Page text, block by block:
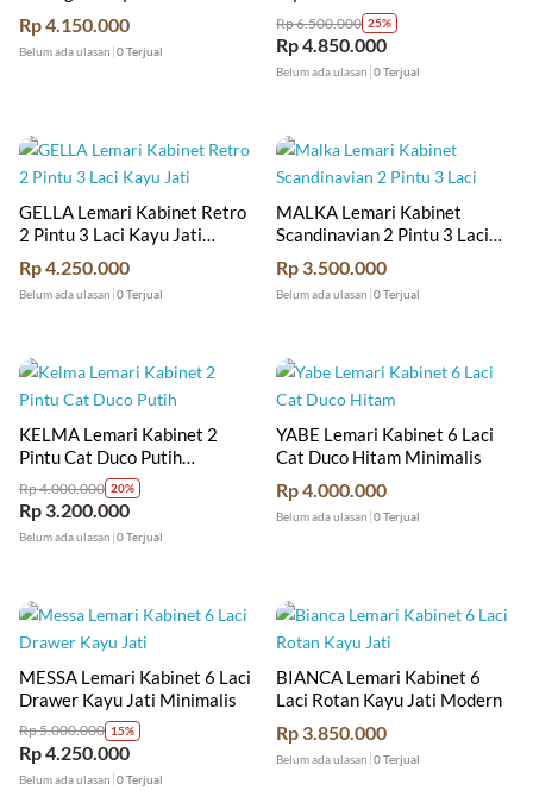
Hitam
Rp4.150.000
Belum ada ulasan 0 Terjual
Rp6.500.000 25%
Rp4.850.000
Belum ada ulasan 0 Terjual
GELLA Lemari Kabinet Retro
2 Pintu 3 Laci Kayu Jati
Modern
Rp4.250.000
Belum ada ulasan 0 Terjual
MALKA Lemari Kabinet
Scandinavian 2 Pintu 3 Laci
Kayu Jati
Rp 3.500.000
Belum ada ulasan 0 Terjual
KELMA Lemari Kabinet 2
Pintu Cat Duco Putih
Minimalis
Rp4.000.000 20%
Rp 3.200.000
Belum ada ulasan 0 Terjual
YABE Lemari Kabinet 6 Laci
Cat Duco Hitam Minimalis
Rp4.000.000
Belum ada ulasan 0 Terjual
MESSA Lemari Kabinet 6 Laci
Drawer Kayu Jati Minimalis
Rp5.000.000 15%
Rp4.250.000
Belum ada ulasan 0 Terjual
BIANCA Lemari Kabinet 6
Laci Rotan Kayu Jati Modern
Rp 3.850.000
Belum ada ulasan 0 Terjual